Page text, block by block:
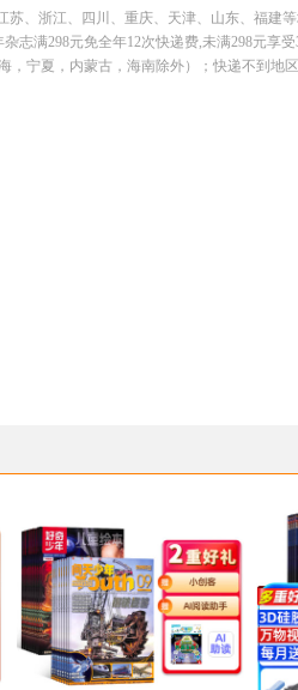
、浙江、四川、重庆、天津、山东、福建
志满298元免全年12次快递费,未满298元享受
宁夏，内蒙古，海南除外）；快递不到地区